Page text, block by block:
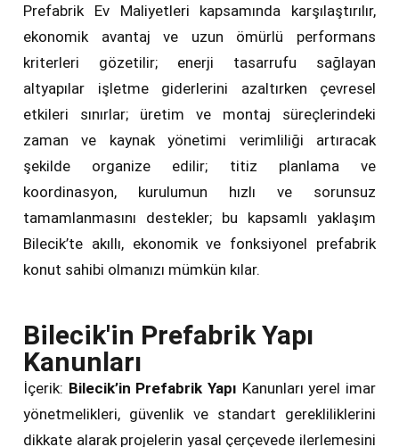
Prefabrik Ev Maliyetleri kapsamında karşılaştırılır,
ekonomik avantaj ve uzun ömürlü performans
kriterleri gözetilir; enerji tasarrufu sağlayan
altyapılar işletme giderlerini azaltırken çevresel
etkileri sınırlar; üretim ve montaj süreçlerindeki
zaman ve kaynak yönetimi verimliliği artıracak
şekilde organize edilir; titiz planlama ve
koordinasyon, kurulumun hızlı ve sorunsuz
tamamlanmasını destekler; bu kapsamlı yaklaşım
Bilecik’te akıllı, ekonomik ve fonksiyonel prefabrik
konut sahibi olmanızı mümkün kılar.
Bilecik'in Prefabrik Yapı
Kanunları
İçerik: Bilecik’in Prefabrik Yapı Kanunları yerel imar
yönetmelikleri, güvenlik ve standart gerekliliklerini
dikkate alarak projelerin yasal çerçevede ilerlemesini